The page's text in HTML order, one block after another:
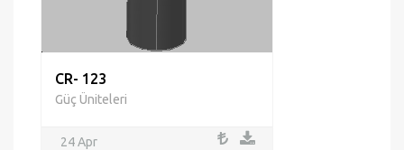
CR- 123
Güç Üniteleri
24 Apr